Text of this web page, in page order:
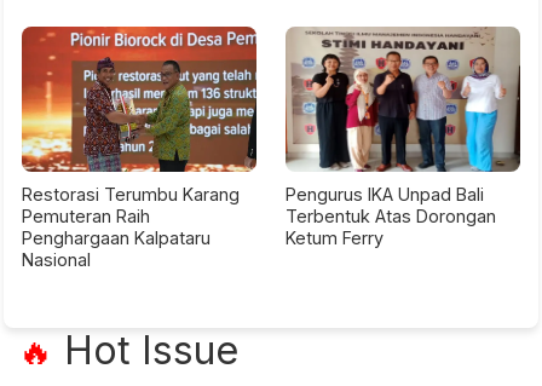
Restorasi Terumbu Karang
Pemuteran Raih
Penghargaan Kalpataru
Nasional
Pengurus IKA Unpad Bali
Terbentuk Atas Dorongan
Ketum Ferry
🔥 Hot Issue